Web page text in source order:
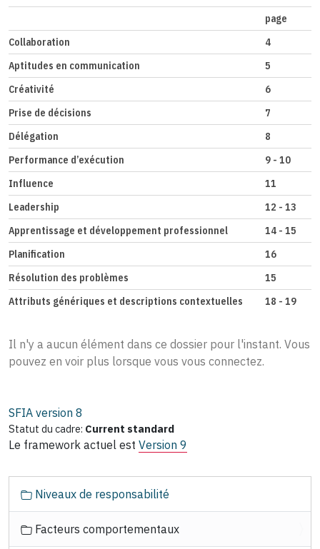
page
Collaboration
4
Aptitudes en communication
5
Créativité
6
Prise de décisions
7
Délégation
8
Performance d’exécution
9 - 10
Influence
11
Leadership
12 - 13
Apprentissage et développement professionnel
14 - 15
Planification
16
Résolution des problèmes
15
Attributs génériques et descriptions contextuelles
18 - 19
Il n'y a aucun élément dans ce dossier pour l'instant. Vous
pouvez en voir plus lorsque vous vous connectez.
SFIA version 8
Statut du cadre: Current standard
Le framework actuel est Version 9
Niveaux de responsabilité
Facteurs comportementaux